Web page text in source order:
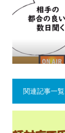
関連記事一覧